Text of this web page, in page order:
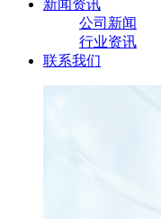
新闻资讯
公司新闻
行业资讯
联系我们